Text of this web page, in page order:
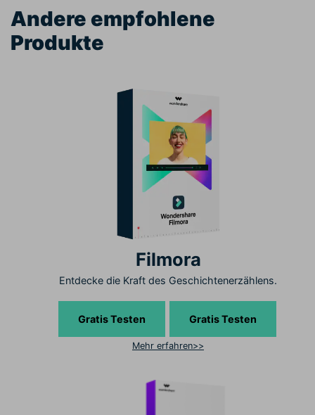
Andere empfohlene
Produkte
Filmora
Entdecke die Kraft des Geschichtenerzählens.
Gratis Testen Gratis Testen
Mehr erfahren>>